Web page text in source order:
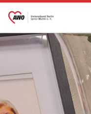
Zum Inhalt springen